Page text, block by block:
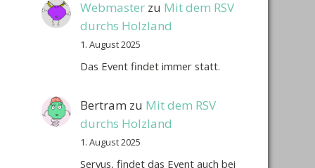
Webmaster zu Mit dem RSV
durchs Holzland
1. August 2025
Das Event findet immer statt.
Bertram zu Mit dem RSV
durchs Holzland
1. August 2025
Servus, findet das Event auch bei